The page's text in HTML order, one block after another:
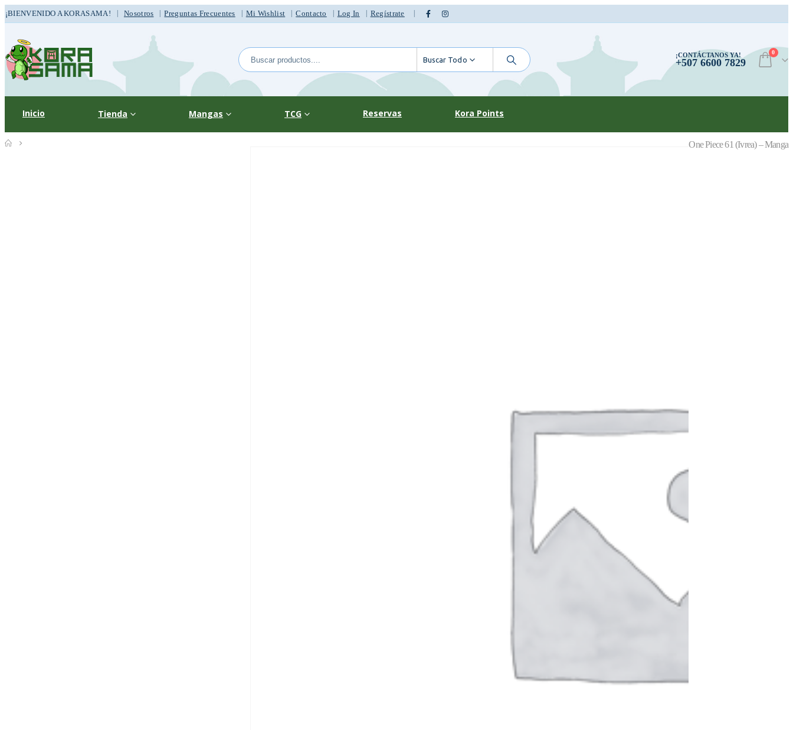
¡BIENVENIDO A KORASAMA! | Nosotros Preguntas Frecuentes Mi Wishlist Contacto Log In Regístrate |
Buscar Todo
¡CONTÁCTANOS YA!
+507 6600 7829
0
Inicio Tienda Mangas TCG Reservas Kora Points
One Piece 61 (Ivrea) – Manga